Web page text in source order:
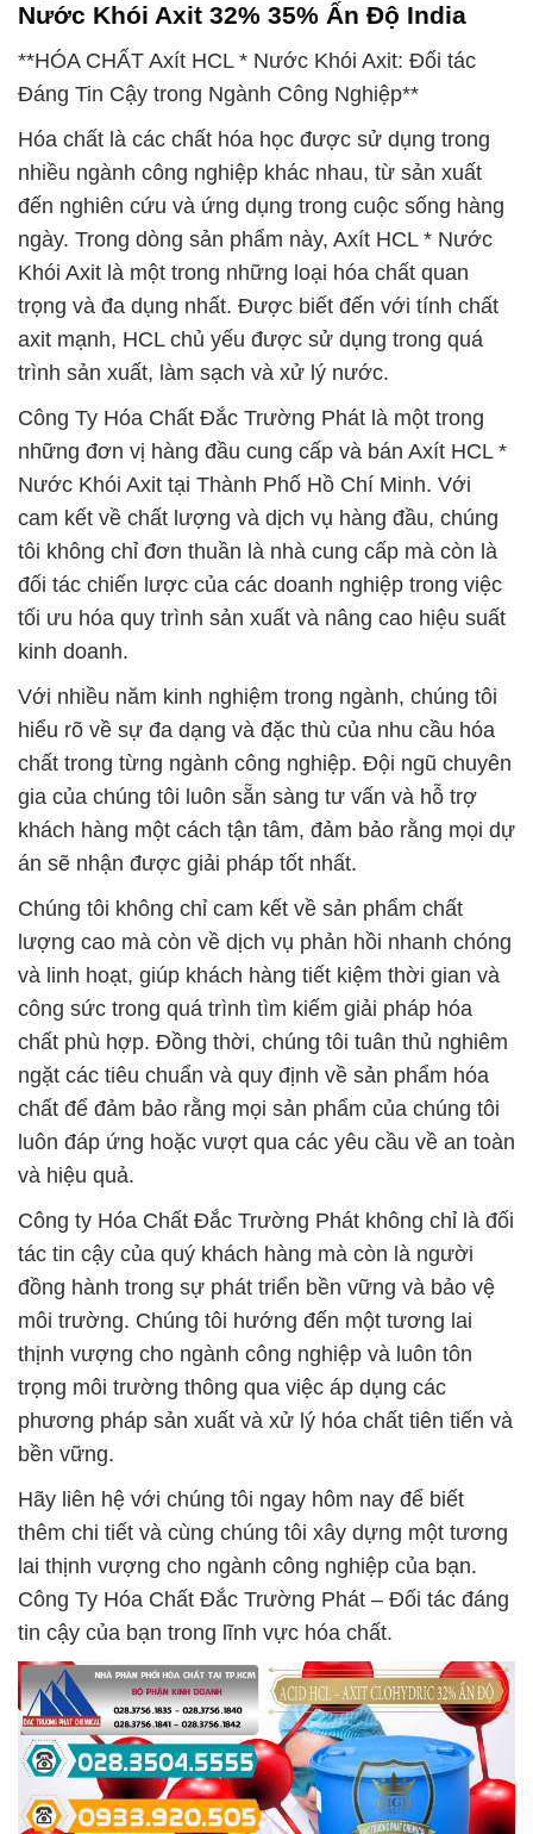
Nước Khói Axit 32% 35% Ấn Độ India
**HÓA CHẤT Axít HCL * Nước Khói Axit: Đối tác
Đáng Tin Cậy trong Ngành Công Nghiệp**
Hóa chất là các chất hóa học được sử dụng trong
nhiều ngành công nghiệp khác nhau, từ sản xuất
đến nghiên cứu và ứng dụng trong cuộc sống hàng
ngày. Trong dòng sản phẩm này, Axít HCL * Nước
Khói Axit là một trong những loại hóa chất quan
trọng và đa dụng nhất. Được biết đến với tính chất
axit mạnh, HCL chủ yếu được sử dụng trong quá
trình sản xuất, làm sạch và xử lý nước.
Công Ty Hóa Chất Đắc Trường Phát là một trong
những đơn vị hàng đầu cung cấp và bán Axít HCL *
Nước Khói Axit tại Thành Phố Hồ Chí Minh. Với
cam kết về chất lượng và dịch vụ hàng đầu, chúng
tôi không chỉ đơn thuần là nhà cung cấp mà còn là
đối tác chiến lược của các doanh nghiệp trong việc
tối ưu hóa quy trình sản xuất và nâng cao hiệu suất
kinh doanh.
Với nhiều năm kinh nghiệm trong ngành, chúng tôi
hiểu rõ về sự đa dạng và đặc thù của nhu cầu hóa
chất trong từng ngành công nghiệp. Đội ngũ chuyên
gia của chúng tôi luôn sẵn sàng tư vấn và hỗ trợ
khách hàng một cách tận tâm, đảm bảo rằng mọi dự
án sẽ nhận được giải pháp tốt nhất.
Chúng tôi không chỉ cam kết về sản phẩm chất
lượng cao mà còn về dịch vụ phản hồi nhanh chóng
và linh hoạt, giúp khách hàng tiết kiệm thời gian và
công sức trong quá trình tìm kiếm giải pháp hóa
chất phù hợp. Đồng thời, chúng tôi tuân thủ nghiêm
ngặt các tiêu chuẩn và quy định về sản phẩm hóa
chất để đảm bảo rằng mọi sản phẩm của chúng tôi
luôn đáp ứng hoặc vượt qua các yêu cầu về an toàn
và hiệu quả.
Công ty Hóa Chất Đắc Trường Phát không chỉ là đối
tác tin cậy của quý khách hàng mà còn là người
đồng hành trong sự phát triển bền vững và bảo vệ
môi trường. Chúng tôi hướng đến một tương lai
thịnh vượng cho ngành công nghiệp và luôn tôn
trọng môi trường thông qua việc áp dụng các
phương pháp sản xuất và xử lý hóa chất tiên tiến và
bền vững.
Hãy liên hệ với chúng tôi ngay hôm nay để biết
thêm chi tiết và cùng chúng tôi xây dựng một tương
lai thịnh vượng cho ngành công nghiệp của bạn.
Công Ty Hóa Chất Đắc Trường Phát – Đối tác đáng
tin cậy của bạn trong lĩnh vực hóa chất.